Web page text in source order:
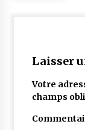
Laisser
Votre
champs